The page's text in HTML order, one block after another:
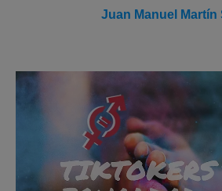
Juan Manuel Martín